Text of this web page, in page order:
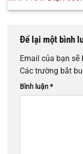
Để lại một bình
Email của bạn
Các trường bắt
Bình luận*